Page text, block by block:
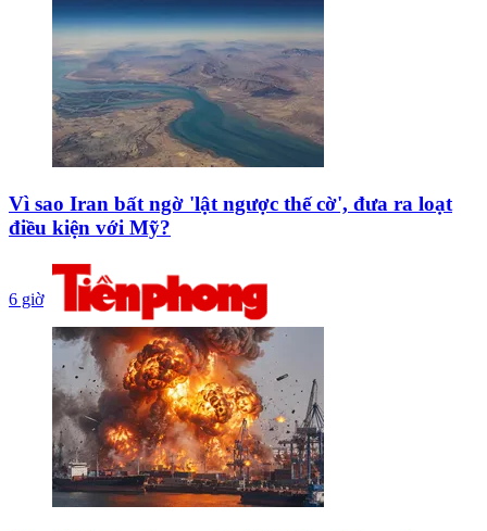
Vì sao Iran bất ngờ 'lật ngược thế cờ', đưa ra loạt
điều kiện với Mỹ?
6 giờ